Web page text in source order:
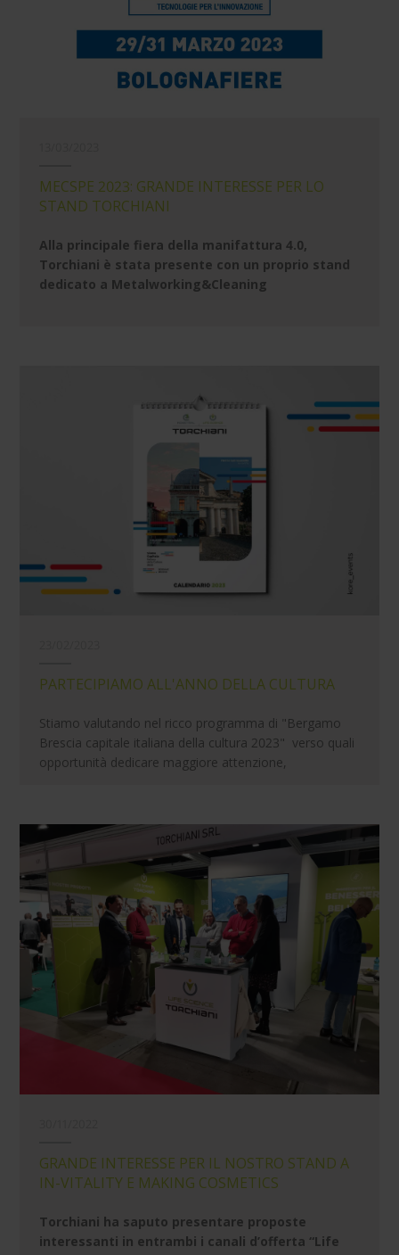
MECSPE 2023: GRANDE INTERESSE PER LO
STAND TORCHIANI
Alla principale fiera della manifattura 4.0,
Torchiani è stata presente con un proprio stand
dedicato a Metalworking&Cleaning
PARTECIPIAMO ALL'ANNO DELLA CULTURA
Stiamo valutando nel ricco programma di "Bergamo
Brescia capitale italiana della cultura 2023" verso quali
opportunità dedicare maggiore attenzione,
GRANDE INTERESSE PER IL NOSTRO STAND A
IN-VITALITY E MAKING COSMETICS
Torchiani ha saputo presentare proposte
interessanti in entrambi i canali d’offerta “Life